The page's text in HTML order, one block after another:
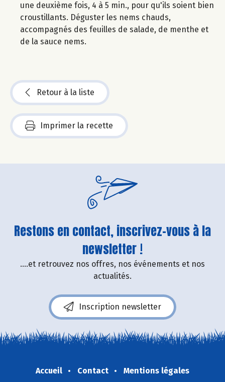
une deuxième fois, 4 à 5 min., pour qu'ils soient bien
croustillants. Déguster les nems chauds,
accompagnés des feuilles de salade, de menthe et
de la sauce nems.
Retour à la liste
Imprimer la recette
Restons en contact, inscrivez-vous à la
newsletter !
....et retrouvez nos offres, nos événements et nos
actualités.
Inscription newsletter
Accueil Contact
Mentions légales